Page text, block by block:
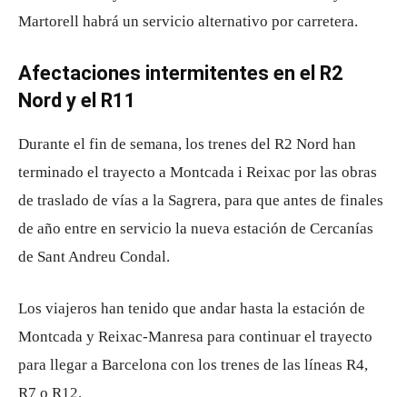
Martorell habrá un servicio alternativo por carretera.
Afectaciones intermitentes en el R2
Nord y el R11
Durante el fin de semana, los trenes del R2 Nord han
terminado el trayecto a Montcada i Reixac por las obras
de traslado de vías a la Sagrera, para que antes de finales
de año entre en servicio la nueva estación de Cercanías
de Sant Andreu Condal.
Los viajeros han tenido que andar hasta la estación de
Montcada y Reixac-Manresa para continuar el trayecto
para llegar a Barcelona con los trenes de las líneas R4,
R7 o R12.